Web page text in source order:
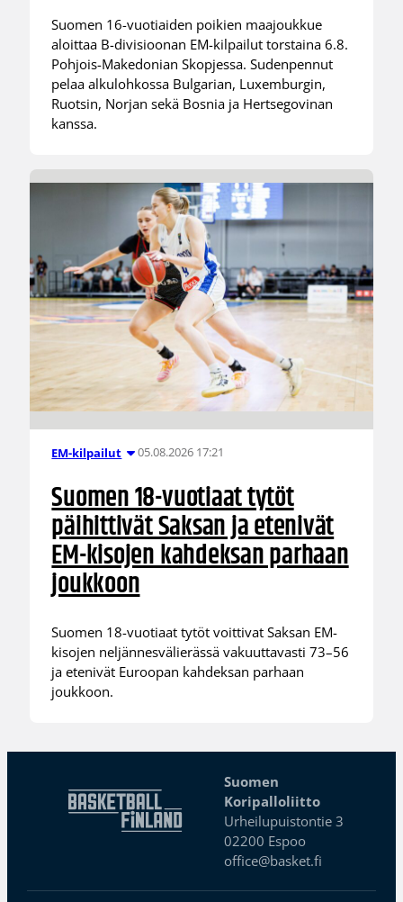
Suomen 16-vuotiaiden poikien maajoukkue
aloittaa B-divisioonan EM-kilpailut torstaina 6.8.
Pohjois-Makedonian Skopjessa. Sudenpennut
pelaa alkulohkossa Bulgarian, Luxemburgin,
Ruotsin, Norjan sekä Bosnia ja Hertsegovinan
kanssa.
EM-kilpailut 05.08.2026 17:21
Suomen 18-vuotiaat tytöt
päihittivät Saksan ja etenivät
EM-kisojen kahdeksan parhaan
joukkoon
Suomen 18-vuotiaat tytöt voittivat Saksan EM-
kisojen neljännesvälierässä vakuuttavasti 73–56
ja etenivät Euroopan kahdeksan parhaan
joukkoon.
Suomen
Koripalloliitto
Urheilupuistontie 3
02200 Espoo
office@basket.fi